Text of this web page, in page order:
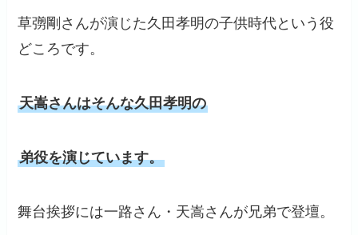
草彅剛さんが演じた久田孝明の子供時代という役
どころです。
天嵩さんはそんな久田孝明の
弟役を演じています。
舞台挨拶には一路さん・天嵩さんが兄弟で登壇。